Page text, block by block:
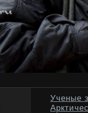
Ученые